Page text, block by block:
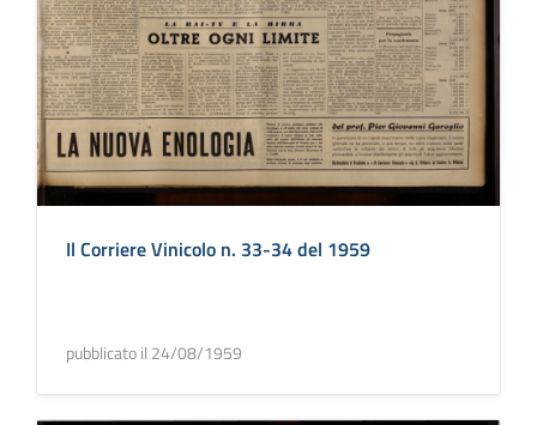
Il Corriere Vinicolo n. 33-34 del 1959
pubblicato il 24/08/1959